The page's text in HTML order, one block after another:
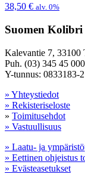
38,50 € alv. 0%
Suomen
Kalevantie 7, 33100
Puh. (03) 345 45 000
Y-tunnus: 0833183-2
» Yhteystiedot
» Rekisteriseloste
» Toimitusehdot
» Vastuullisuus
» Laatu- ja
» Eettinen ohjeistus
» Evästeasetukset